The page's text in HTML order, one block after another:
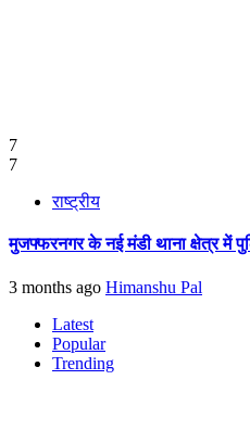
7
7
राष्ट्रीय
मुजफ्फरनगर के नई मंडी थाना क्षेत्र में
3 months ago Himanshu Pal
Latest
Popular
Trending